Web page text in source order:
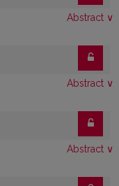
Abstract ∨
Abstract ∨
Abstract ∨